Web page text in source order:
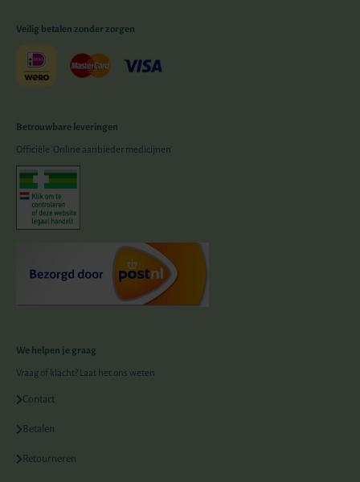
Veilig betalen zonder zorgen
Betrouwbare leveringen
Officiële 'Online aanbieder medicijnen'
We helpen je graag
Vraag of klacht? Laat het ons weten
Contact
Betalen
Retourneren